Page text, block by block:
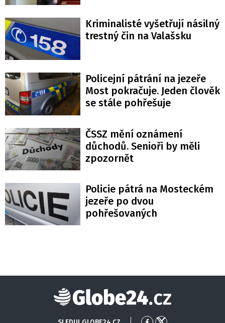
Kriminalisté vyšetřují násilný
trestný čin na Valašsku
Policejní pátrání na jezeře
Most pokračuje. Jeden člověk
se stále pohřešuje
ČSSZ mění oznámení
důchodů. Senioři by měli
zpozornět
Policie pátrá na Mosteckém
jezeře po dvou
pohřešovaných
Globe24